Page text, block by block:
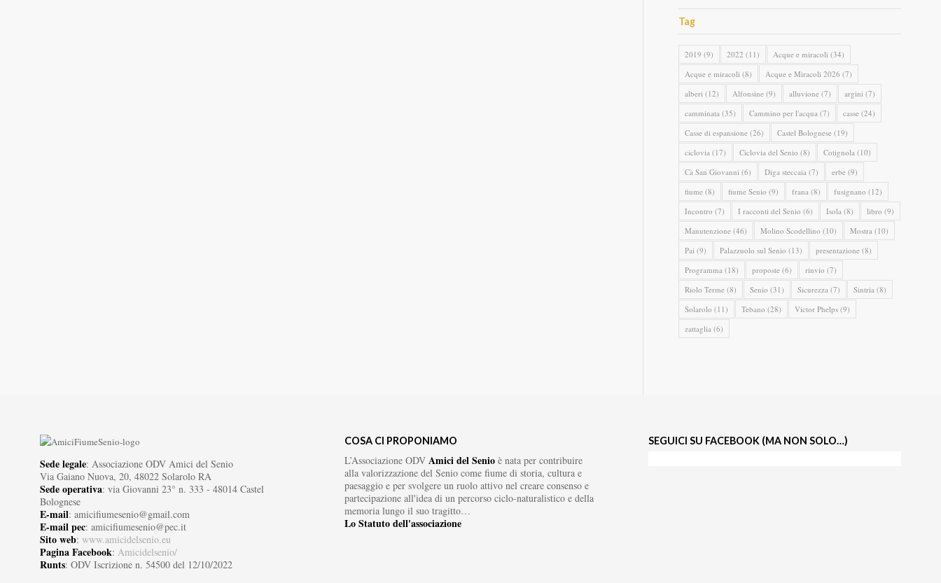
Tag
2019 (9) 2022 (11) Acque e miracoli (34)
Acque e miracoli (8) Acque e Miracoli 2026 (7)
alberi (12) Alfonsine (9) alluvione (7) argini (7)
camminata (35) Cammino per l'acqua (7) casse (24)
Casse di espansione (26) Castel Bolognese (19)
ciclovia (17) Ciclovia del Senio (8) Cotignola (10)
Cà San Giovanni (6) Diga steccaia (7) erbe (9)
fiume (8) fiume Senio (9) frana (8) fusignano (12)
Incontro (7) I racconti del Senio (6) Isola (8) libro (9)
Manutenzione (46) Molino Scodellino (10) Mostra (10)
Pai (9) Palazzuolo sul Senio (13) presentazione (8)
Programma (18) proposte (6) rinvio (7)
Riolo Terme (8) Senio (31) Sicurezza (7) Sintria (8)
Solarolo (11) Tebano (28) Victor Phelps (9)
zattaglia (6)
Sede legale: Associazione ODV Amici del Senio
Via Gaiano Nuova, 20, 48022 Solarolo RA
Sede operativa: via Giovanni 23° n. 333 - 48014 Castel
Bolognese
E-mail: amicifiumesenio@gmail.com
E-mail pec: amicifiumesenio@pec.it
Sito web: www.amicidelsenio.eu
Pagina Facebook: Amicidelsenio/
Runts: ODV Iscrizione n. 54500 del 12/10/2022
COSA CI PROPONIAMO
L’Associazione ODV Amici del Senioè nata per contribuire
alla valorizzazione del Senio come fiume di storia, cultura e
paesaggio e per svolgere un ruolo attivo nel creare consenso e
partecipazione all'idea di un percorso ciclo-naturalistico e della
memoria lungo il suo tragitto…
Lo Statuto dell'associazione
SEGUICI SU FACEBOOK (MA NON SOLO…)